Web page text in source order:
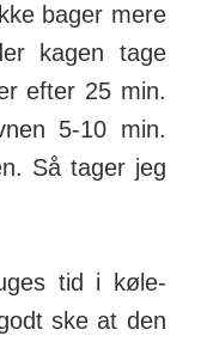
bager mere
kagen tage
efter 25 min.
5-10 min.
Så tager jeg
tid i køle­
ske at den